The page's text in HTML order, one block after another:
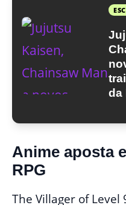
da
Anime aposta
RPG
The Villager of Level